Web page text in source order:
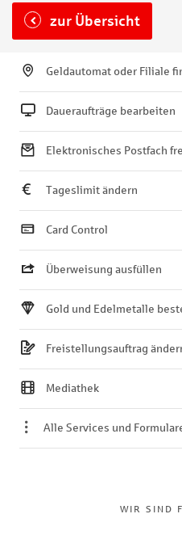
zur Übersicht
WIR SIND
Geldautomat oder Filiale
Daueraufträge bearbeiten
Elektronisches Postfach
Tageslimit ändern
Card Control
Überweisung ausfüllen
Gold und Edelmetalle
Freistellungsauftrag
Mediathek
Alle Services und